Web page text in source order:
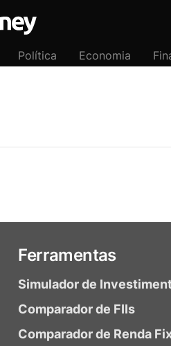
Política Economia
Ferramentas
Simulador de
Comparador de FIIs
Comparador de Renda